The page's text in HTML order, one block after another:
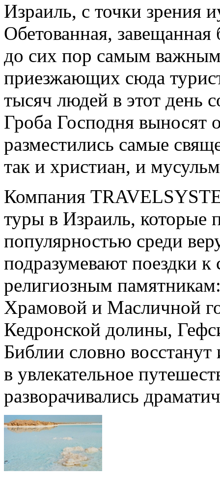
Израиль, с точки зрения
Обетованная,
до сих пор самым важным
приезжающих сюда
тысяч людей в этот день
Гроба Господня выносят
разместились самые
так и христиан, и
Компания
туры в Израиль, которые
популярностью среди
подразумевают поездки
религиозным
Храмовой и Масличной
Кедронской долины,
Библии словно
в увлекательное
разворачивались